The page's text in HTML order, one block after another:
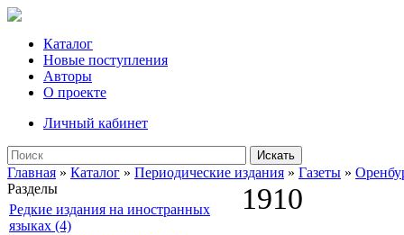
Каталог
Новые поступления
Авторы
О проекте
Личный кабинет
Искать
Главная » Каталог » Периодические издания » Газеты »
Разделы
Редкие издания на иностранных
языках (4)
1910